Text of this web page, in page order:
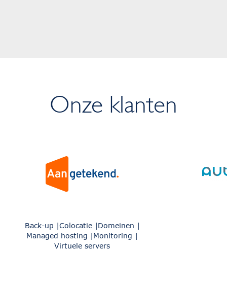
Onze klanten
Back-up Colocatie
Domeinen
Managed hosting
Monitoring
Virtuele servers